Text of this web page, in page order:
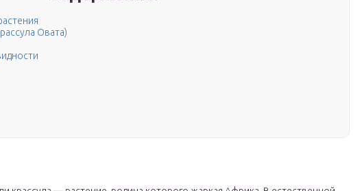
Овата)